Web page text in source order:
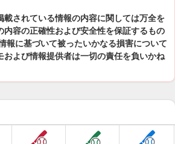
載されている情報の内容に関しては万全を
内容の正確性および安全性を保証するもの
報に基づいて被ったいかなる損害について
および情報提供者は一切の責任を負いかね